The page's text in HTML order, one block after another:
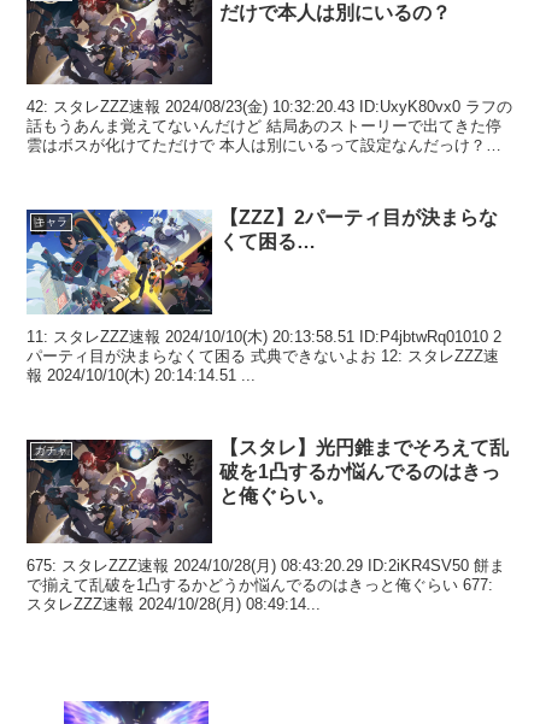
だけで本人は別にいるの？
42: スタレZZZ速報 2024/08/23(金) 10:32:20.43 ID:UxyK80vx0 ラフの
話もうあんま覚えてないんだけど 結局あのストーリーで出てきた停
雲はボスが化けてただけで 本人は別にいるって設定なんだっけ？
キャラ
【ZZZ】2パーティ目が決まらな
くて困る…
11: スタレZZZ速報 2024/10/10(木) 20:13:58.51 ID:P4jbtwRq01010 2
パーティ目が決まらなくて困る 式典できないよお 12: スタレZZZ速
報 2024/10/10(木) 20:14:14.51 ...
ガチャ
【スタレ】光円錐までそろえて乱
破を1凸するか悩んでるのはきっ
と俺ぐらい。
675: スタレZZZ速報 2024/10/28(月) 08:43:20.29 ID:2iKR4SV50 餅ま
で揃えて乱破を1凸するかどうか悩んでるのはきっと俺ぐらい 677:
スタレZZZ速報 2024/10/28(月) 08:49:14...